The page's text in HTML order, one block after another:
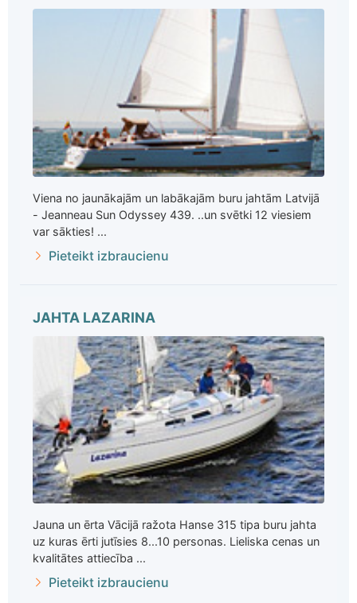
Viena no jaunākajām un labākajām buru jahtām Latvijā
- Jeanneau Sun Odyssey 439. ..un svētki 12 viesiem
var sākties! ...
Pieteikt izbraucienu
JAHTA LAZARINA
Jauna un ērta Vācijā ražota Hanse 315 tipa buru jahta
uz kuras ērti jutīsies 8...10 personas. Lieliska cenas un
kvalitātes attiecība ...
Pieteikt izbraucienu